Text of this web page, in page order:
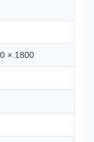
× 1800